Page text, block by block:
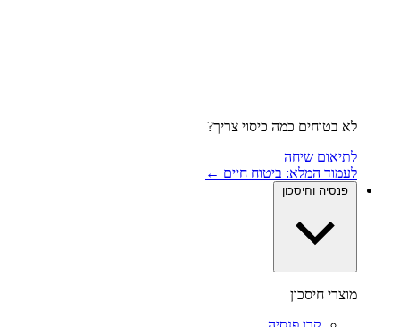
לא בטוחים כמה כיסוי צריך?
לתיאום שיחה
לעמוד המלא: ביטוח חיים ←
פנסיה וחיסכון
מוצרי חיסכון